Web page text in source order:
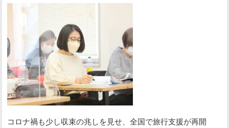
コロナ禍も少し収束の兆しを見せ、全国で旅行支援が再開